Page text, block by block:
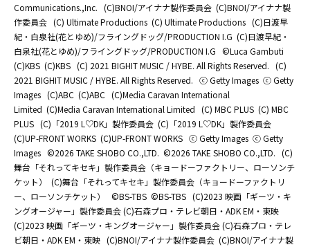
Communications.,Inc. (C)BNOI/アイナナ製作委員会 (C)BNOI/アイナナ製
作委員会 (C) Ultimate Productions (C) Ultimate Productions (C)日渡早
紀・白泉社(花とゆめ)/フライングドッグ/PRODUCTION I.G (C)日渡早紀・
白泉社(花とゆめ)/フライングドッグ/PRODUCTION I.G ©Luca Gambuti
(C)KBS (C)KBS (C) 2021 BIGHIT MUSIC / HYBE. All Rights Reserved. (C)
2021 BIGHIT MUSIC / HYBE. All Rights Reserved. ⓒ Getty Images ⓒ Getty
Images (C)ABC (C)ABC (C)Media Caravan International
Limited (C)Media Caravan International Limited (C) MBC PLUS (C) MBC
PLUS (C)「2019 L♡DK」製作委員会 (C)「2019 L♡DK」製作委員会
(C)UP-FRONT WORKS (C)UP-FRONT WORKS ⓒ Getty Images ⓒ Getty
Images ©2026 TAKE SHOBO CO.,LTD. ©2026 TAKE SHOBO CO.,LTD. (C)
舞台「それってキセキ」製作委員会（キョードーファクトリー、ローソンチ
ケット）
(C)舞台「それってキセキ」製作委員会（キョードーファクトリ
ー、ローソンチケット）
©BS-TBS ©BS-TBS (C)2023 映画「ギーツ・キ
ングオージャー」製作委員会 (C)石森プロ・テレビ朝日・ADK EM・東映
(C)2023 映画「ギーツ・キングオージャー」製作委員会 (C)石森プロ・テレ
ビ朝日・ADK EM・東映 (C)BNOI/アイナナ製作委員会 (C)BNOI/アイナナ製